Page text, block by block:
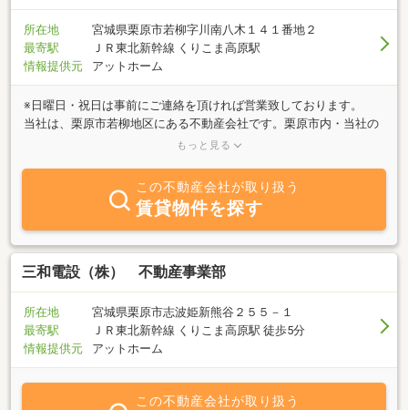
所在地
宮城県栗原市若柳字川南八木１４１番地２
最寄駅
ＪＲ東北新幹線 くりこま高原駅
情報提供元
アットホーム
※日曜日・祝日は事前にご連絡を頂ければ営業致しております。
当社は、栗原市若柳地区にある不動産会社です。栗原市内・当社の
お隣の街である登米市・一関市を中心に、土地の売買、新築戸建、
理を主たる業務としております。当社のこだわりは、「相談や打ち
合わせをお客様がご納得頂くまで重ねる。」であり、相談や打ち合
わせは何度行ってもお客様への費用負担は発生致しません。この相
談と打ち合わせが非常に大事です。金額のことや税金のこと、法律
のこと、住宅ローンや頭金のこと、ひとつ、ひとつ、ご相談やお打
ち合わせを重ねて行くことが重要だと考えております。私たちの栗
く、そして何よりも人柄がといも良い地域です。この街で暮らす皆
様とこの街で暮らそうと考えている皆様の、少しでもお役に立てれ
ばと思う所存です。
もっと見る
この不動産会社が取り扱う
賃貸物件を探す
三和電設（株） 不動産事業部
所在地
宮城県栗原市志波姫新熊谷２５５－１
最寄駅
ＪＲ東北新幹線 くりこま高原駅 徒歩5分
情報提供元
アットホーム
この不動産会社が取り扱う